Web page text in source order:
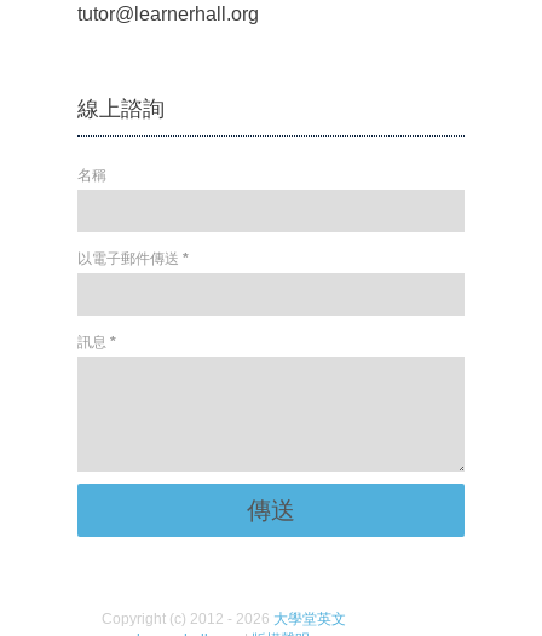
tutor@learnerhall.org
線上諮詢
名稱
以電子郵件傳送 *
訊息 *
Copyright (c) 2012 - 2026 大學堂英文